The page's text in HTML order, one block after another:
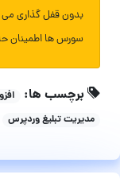
بدون قفل گذاری
سورس ها اطمینان
برچسب ها:
مدیریت تبلیغ وردپرس